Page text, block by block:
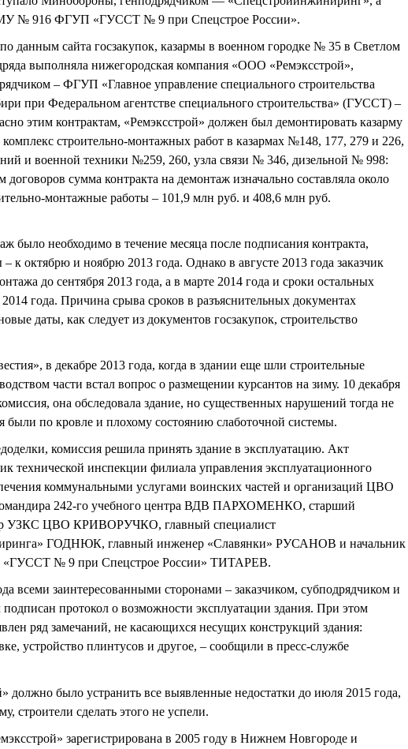
№ 916 ФГУП «ГУССТ № 9 при Спецстрое России».
данным сайта госзакупок, казармы в военном городке № 35 в Светлом
выполняла нижегородская компания «ООО «Ремэксстрой»,
– ФГУП «Главное управление специального строительства
при Федеральном агентстве специального строительства» (ГУССТ) –
этим контрактам, «Ремэксстрой» должен был демонтировать казарму
строительно-монтажных работ в казармах №148, 177, 279 и 226,
и военной техники №259, 260, узла связи № 346, дизельной № 998:
договоров сумма контракта на демонтаж изначально составляла около
монтажные работы – 101,9 млн руб. и 408,6 млн руб.
было необходимо в течение месяца после подписания контракта,
– к октябрю и ноябрю 2013 года. Однако в августе 2013 года заказчик
до сентября 2013 года, а в марте 2014 года и сроки остальных
года. Причина срыва сроков в разъяснительных документах
даты, как следует из документов госзакупок, строительство
в декабре 2013 года, когда в здании еще шли строительные
части встал вопрос о размещении курсантов на зиму. 10 декабря
она обследовала здание, но существенных нарушений тогда не
были по кровле и плохому состоянию слаботочной системы.
комиссия решила принять здание в эксплуатацию. Акт
технической инспекции филиала управления эксплуатационного
коммунальными услугами воинских частей и организаций ЦВО
242-го учебного центра ВДВ ПАРХОМЕНКО, cтарший
УЗКС ЦВО КРИВОРУЧКО, главный специалист
ГОДНЮК, главный инженер «Славянки» РУСАНОВ и начальник
№ 9 при Спецстрое России» ТИТАРЕВ.
всеми заинтересованными сторонами – заказчиком, субподрядчиком и
протокол о возможности эксплуатации здания. При этом
ряд замечаний, не касающихся несущих конструкций здания:
устройство плинтусов и другое, – сообщили в пресс-службе
должно было устранить все выявленные недостатки до июля 2015 года,
строители сделать этого не успели.
зарегистрирована в 2005 году в Нижнем Новгороде и